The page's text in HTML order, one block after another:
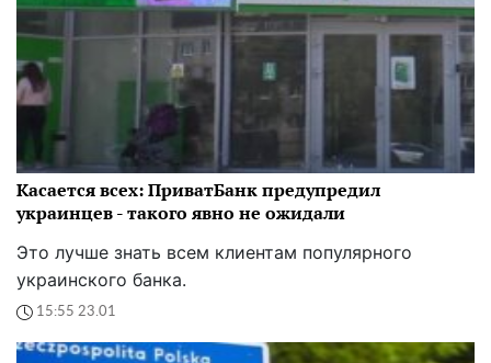
Касается всех: ПриватБанк предупредил
украинцев - такого явно не ожидали
Это лучше знать всем клиентам популярного
украинского банка.
15:55 23.01